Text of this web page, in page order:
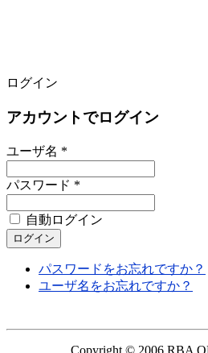
ログイン
アカウントでログイン
ユーザ名 *
パスワード *
自動ログイン
パスワードをお忘れですか？
ユーザ名をお忘れですか？
Copyright © 2006 RBA